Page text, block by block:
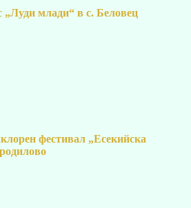
„Луди млади“ в с. Беловец
фестивал „Есекийска